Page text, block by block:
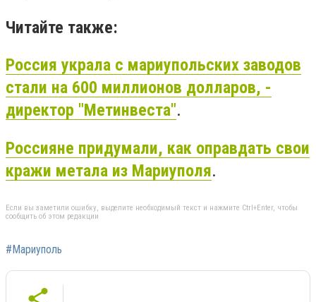
Читайте также:
Россия украла с мариупольских заводов
стали на 600 миллионов долларов, -
директор "Метинвеста".
Россияне придумали, как оправдать свои
кражи метала из Мариуполя.
Если вы заметили ошибку, выделите необходимый текст и нажмите Ctrl+Enter, чтобы
сообщить об этом редакции
#Мариуполь